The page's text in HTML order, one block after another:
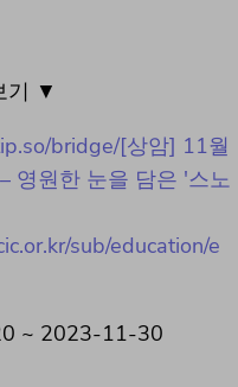
기 ▼
bridge/[상암] 11월
영원한 눈을 담은 '스노
sub/education/e
~ 2023-11-30